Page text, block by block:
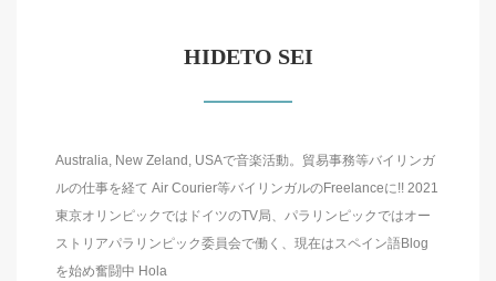
HIDETO SEI
Australia, New Zeland, USAで音楽活動。貿易事務等バイリンガ
ルの仕事を経て Air Courier等バイリンガルのFreelanceに!! 2021
東京オリンピックではドイツのTV局、パラリンピックではオー
ストリアパラリンピック委員会で働く、現在はスペイン語Blog
を始め奮闘中 Hola